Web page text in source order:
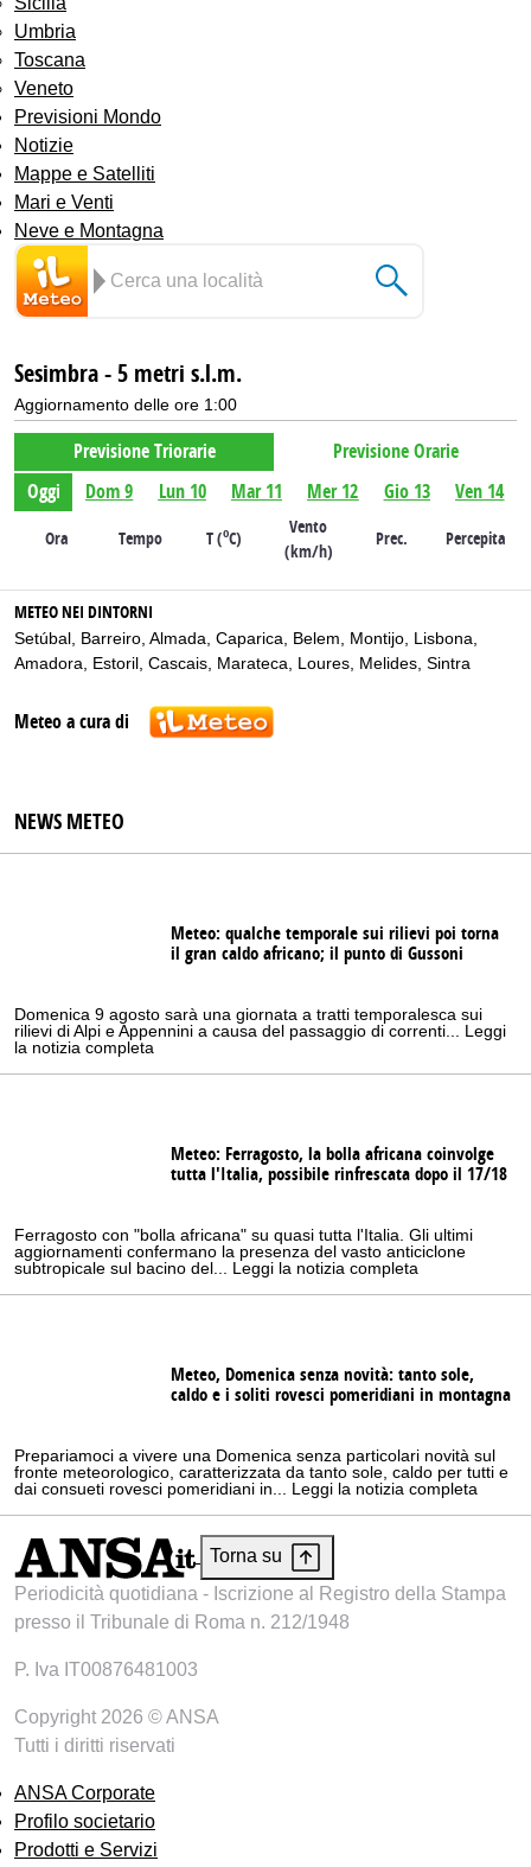
Umbria
Toscana
Veneto
Previsioni Mondo
Notizie
Mappe e Satelliti
Mari e Venti
Neve e Montagna
Sesimbra - 5 metri s.l.m.
Aggiornamento delle ore 1:00
Previsione Triorarie
Previsione Orarie
Oggi
Dom 9 Lun 10 Mar 11 Mer 12 Gio 13 Ven 14
Ora Tempo T (oC)
Vento
(km/h)
Prec. Percepita
METEO NEI DINTORNI
Setúbal Barreiro Almada Caparica Belem Montijo Lisbona
Amadora
Estoril Cascais Marateca Loures Melides Sintra
Meteo a cura di
NEWS METEO
Meteo: qualche temporale sui rilievi poi torna
il gran caldo africano; il punto di Gussoni
Domenica 9 agosto sarà una giornata a tratti temporalesca sui
rilievi di Alpi e Appennini a causa del passaggio di correnti... Leggi
la notizia completa
Meteo: Ferragosto, la bolla africana coinvolge
tutta l'Italia, possibile rinfrescata dopo il 17/18
Ferragosto con "bolla africana" su quasi tutta l'Italia. Gli ultimi
aggiornamenti confermano la presenza del vasto anticiclone
subtropicale sul bacino del... Leggi la notizia completa
Meteo, Domenica senza novità: tanto sole,
caldo e i soliti rovesci pomeridiani in montagna
Prepariamoci a vivere una Domenica senza particolari novità sul
fronte meteorologico, caratterizzata da tanto sole, caldo per tutti e
dai consueti rovesci pomeridiani in... Leggi la notizia completa
Torna su
Periodicità quotidiana - Iscrizione al Registro della Stampa
presso il Tribunale di Roma n. 212/1948
P. Iva IT00876481003
Copyright 2026 © ANSA
Tutti i diritti riservati
ANSA Corporate
Profilo societario
Prodotti e Servizi